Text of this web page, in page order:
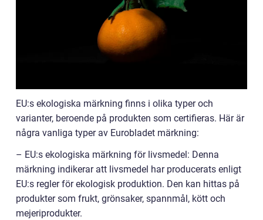
EU:s ekologiska märkning finns i olika typer och
varianter, beroende på produkten som certifieras. Här är
några vanliga typer av Eurobladet märkning:
– EU:s ekologiska märkning för livsmedel: Denna
märkning indikerar att livsmedel har producerats enligt
EU:s regler för ekologisk produktion. Den kan hittas på
produkter som frukt, grönsaker, spannmål, kött och
mejeriprodukter.